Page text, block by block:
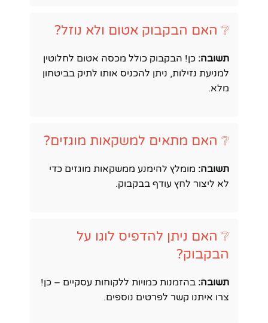
❔ האם הבקבוק אטום ולא נוזל?
תשובה: כן! הבקבוק כולל מכסה אטום לחלוטין
למניעת נזילות, ניתן להכניס אותו לתיק בביטחון
מלא.
❔ האם מתאים למשקאות מוגזים?
תשובה: מומלץ להימנע ממשקאות מוגזים כדי
לא ליצור לחץ עודף בבקבוק.
❔ האם ניתן להדפיס לוגו על
הבקבוק?
תשובה: בהזמנות כמויות ללקוחות עסקיים – כן!
צרו איתנו קשר לפרטים נוספים.